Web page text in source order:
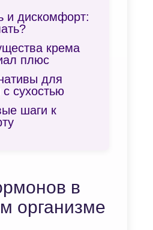
и дискомфорт:
крема
плюс
для
сухостью
шаги к
в
организме